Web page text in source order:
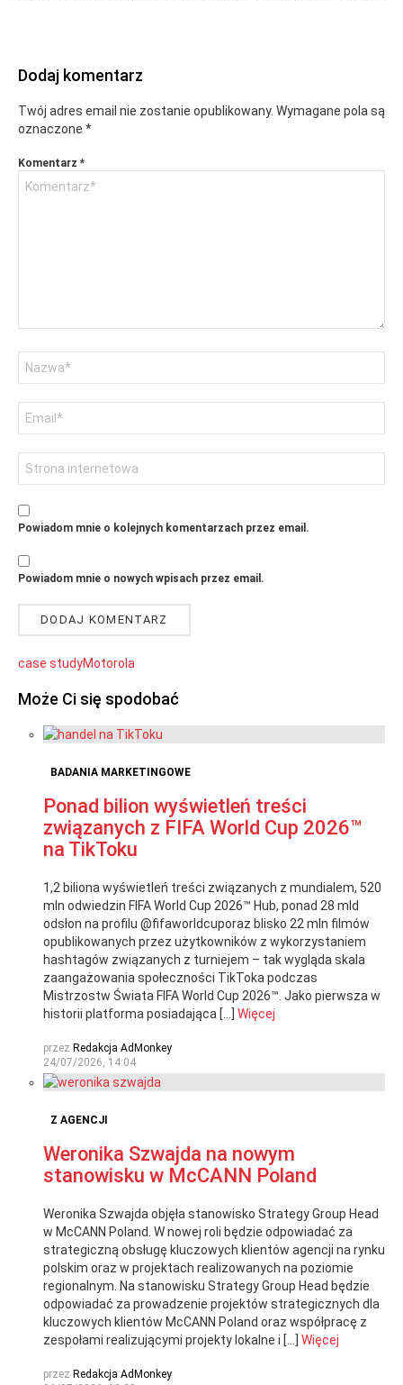
Dodaj komentarz
Twój adres email nie zostanie opublikowany. Wymagane pola są
oznaczone *
Komentarz *
email
internetowa
Powiadom mnie o kolejnych komentarzach przez email.
Powiadom mnie o nowych wpisach przez email.
case studyMotorola
Może Ci się spodobać
BADANIA MARKETINGOWE
Ponad bilion wyświetleń treści
związanych z FIFA World Cup 2026™
na TikToku
1,2 biliona wyświetleń treści związanych z mundialem, 520
mln odwiedzin FIFA World Cup 2026™ Hub, ponad 28 mld
odsłon na profilu @fifaworldcuporaz blisko 22 mln filmów
opublikowanych przez użytkowników z wykorzystaniem
hashtagów związanych z turniejem – tak wygląda skala
zaangażowania społeczności TikToka podczas
Mistrzostw Świata FIFA World Cup 2026™. Jako pierwsza w
historii platforma posiadająca […] Więcej
przez Redakcja AdMonkey
24/07/2026, 14:04
Z AGENCJI
Weronika Szwajda na nowym
stanowisku w McCANN Poland
Weronika Szwajda objęła stanowisko Strategy Group Head
w McCANN Poland. W nowej roli będzie odpowiadać za
strategiczną obsługę kluczowych klientów agencji na rynku
polskim oraz w projektach realizowanych na poziomie
regionalnym. Na stanowisku Strategy Group Head będzie
odpowiadać za prowadzenie projektów strategicznych dla
kluczowych klientów McCANN Poland oraz współpracę z
zespołami realizującymi projekty lokalne i […] Więcej
przez Redakcja AdMonkey